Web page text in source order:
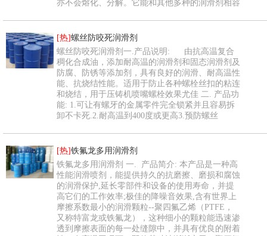
亦不会熔化、分解。它能和其他多种的润滑剂相容
[热]螺丝防咬死润滑剂
螺丝防咬死润滑剂一.产品说明: 由抗高温复合
稠化合成油，添加耐高温的润滑剂和固态润滑剂及
防腐、防锈等添加剂，具有良好的润滑、耐高温性
能、抗烧结性能。适用于防止各种螺栓丝扣的粘连
和烧结，用于压铸机喷嘴螺栓效果尤佳 二. 产品功
能: 1.可让有螺牙的金属零件完全锁紧并且容易拆
卸不卡死.2.耐高温到400度或更高3.预防螺丝
[热]铁氟龙多用润滑剂
铁氟龙多用润滑剂 一. 产品简介: 本产品是一种高
性能润滑喷剂，能提供持久的抗磨擦、磨损和腐蚀
的润滑保护,延长零部件和设备的使用寿命，并提
高它们的工作效率;极佳的降噪音效果,含有世界上
摩擦系数最小的润滑颗粒--聚四氟乙烯（PTFE，
又称特富龙或铁氟龙），这种细小的颗粒能迅速渗
透到摩擦表面的每一处缝隙中，并具有优良的附着